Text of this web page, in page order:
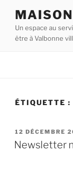
contenu
principal
Un espace au
être à Valbonne
ÉTIQUETTE :
PUBLIÉ
LE
12 DÉCEMBRE
Newsletter